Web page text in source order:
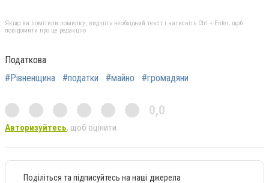
Якщо ви помітили помилку, виділіть необхідний текст і натисніть Ctrl + Enter, щоб
повідомити про це редакцію
Податкова
#Рівненщина
#податки #майно #громадяни
0,0
Авторизуйтесь, щоб оцінити
Поділіться та підписуйтесь на наші джерела